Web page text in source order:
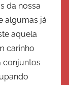
da nossa
algumas já
aquela
carinho
conjuntos